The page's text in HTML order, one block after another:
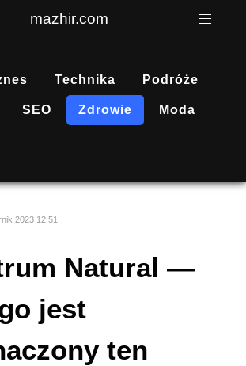
mazhir.com
Technika Podróże
SEO Zdrowie Moda
2023 12:51
Natural —
jest
ten